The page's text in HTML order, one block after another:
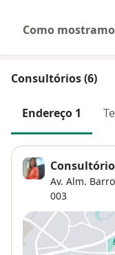
Como
Consultórios (6)
Endereço 1
Av. Alm.
003